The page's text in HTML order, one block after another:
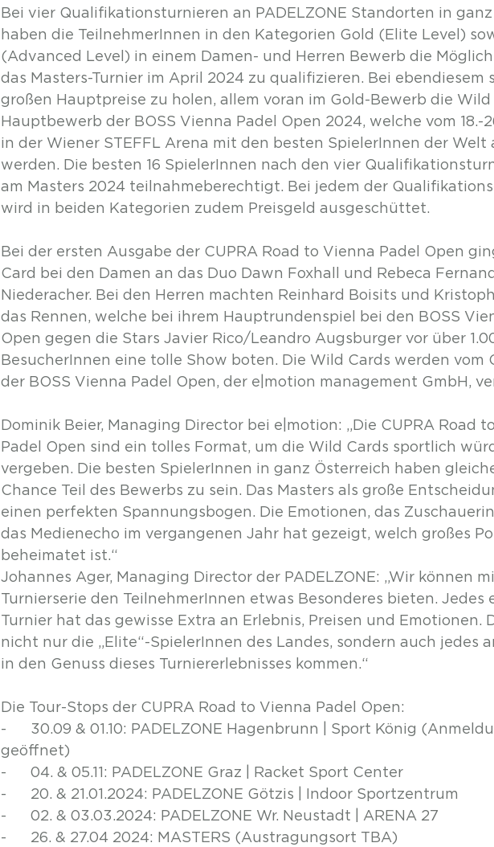
Bei vier Qualifikationsturnieren an PADELZONE Standorten in
haben die TeilnehmerInnen in den Kategorien Gold (Elite Level)
(Advanced Level) in einem Damen- und Herren Bewerb die
das Masters-Turnier im April 2024 zu qualifizieren. Bei ebendiesem
großen Hauptpreise zu holen, allem voran im Gold-Bewerb die
Hauptbewerb der BOSS Vienna Padel Open 2024, welche vom 18.-
in der Wiener STEFFL Arena mit den besten SpielerInnen der Welt
werden. Die besten 16 SpielerInnen nach den vier
am Masters 2024 teilnahmeberechtigt. Bei jedem der
wird in beiden Kategorien zudem Preisgeld ausgeschüttet.
Bei der ersten Ausgabe der CUPRA Road to Vienna Padel Open
Card bei den Damen an das Duo Dawn Foxhall und Rebeca
Niederacher. Bei den Herren machten Reinhard Boisits und
das Rennen, welche bei ihrem Hauptrundenspiel bei den BOSS
Open gegen die Stars Javier Rico/Leandro Augsburger vor über
BesucherInnen eine tolle Show boten. Die Wild Cards werden vom
der BOSS Vienna Padel Open, der e|motion management GmbH,
Dominik Beier, Managing Director bei e|motion: „Die CUPRA Road
Padel Open sind ein tolles Format, um die Wild Cards sportlich
vergeben. Die besten SpielerInnen in ganz Österreich haben
Chance Teil des Bewerbs zu sein. Das Masters als große
einen perfekten Spannungsbogen. Die Emotionen, das
das Medienecho im vergangenen Jahr hat gezeigt, welch großes
beheimatet ist.“
Johannes Ager, Managing Director der PADELZONE: „Wir können
Turnierserie den TeilnehmerInnen etwas Besonderes bieten. Jedes
Turnier hat das gewisse Extra an Erlebnis, Preisen und Emotionen.
nicht nur die „Elite“-SpielerInnen des Landes, sondern auch jedes
in den Genuss dieses Turniererlebnisses kommen.“
Die Tour-Stops der CUPRA Road to Vienna Padel Open:
-      30.09 & 01.10: PADELZONE Hagenbrunn | Sport König
geöffnet)
-      04. & 05.11: PADELZONE Graz | Racket Sport Center
-      20. & 21.01.2024: PADELZONE Götzis | Indoor Sportzentrum
-      02. & 03.03.2024: PADELZONE Wr. Neustadt | ARENA 27
-      26. & 27.04 2024: MASTERS (Austragungsort TBA)